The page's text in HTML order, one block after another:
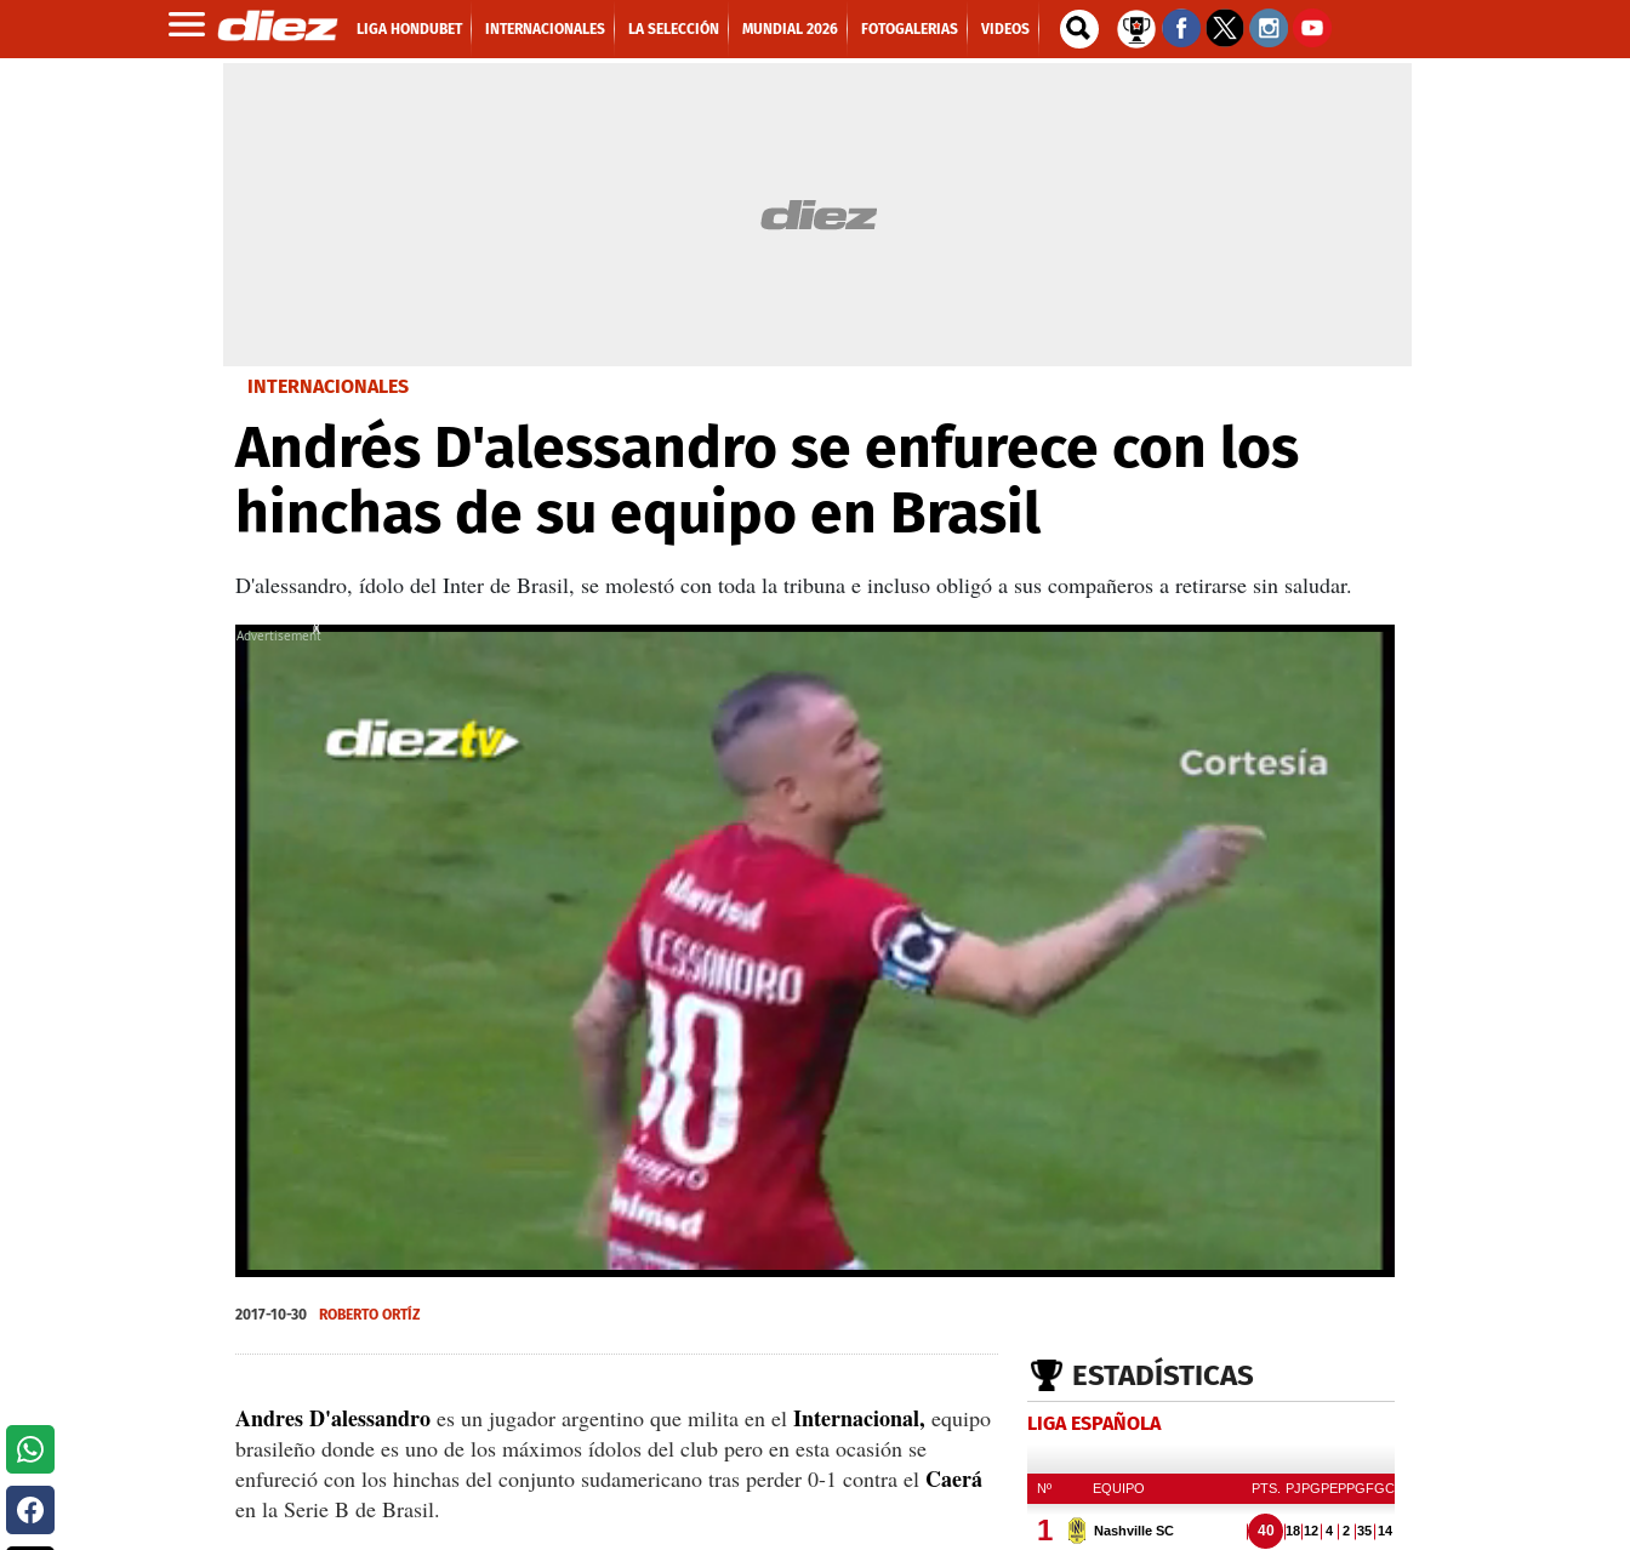
LIGA HONDUBET INTERNACIONALES LA SELECCIÓN MUNDIAL 2026 FOTOGALERIAS VIDEOS
INTERNACIONALES
Andrés D'alessandro se enfurece con los
hinchas de su equipo en Brasil
D'alessandro, ídolo del Inter de Brasil, se molestó con toda la tribuna e incluso obligó a sus compañeros a retirarse sin saludar.
seconds
of
X
2017-10-30 ROBERTO ORTÍZ
Andres D'alessandro es un jugador argentino que milita en el Internacional, equipo
brasileño donde es uno de los máximos ídolos del club pero en esta ocasión se
enfureció con los hinchas del conjunto sudamericano tras perder 0-1 contra el Caerá
en la Serie B de Brasil.
ESTADÍSTICAS
LIGA ESPAÑOLA